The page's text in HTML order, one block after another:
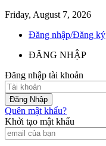
Friday, August 7, 2026
Đăng nhập/Đăng ký
ĐĂNG NHẬP
Đăng nhập tài khoản
Quên mật khẩu?
Khởi tạo mật khẩu